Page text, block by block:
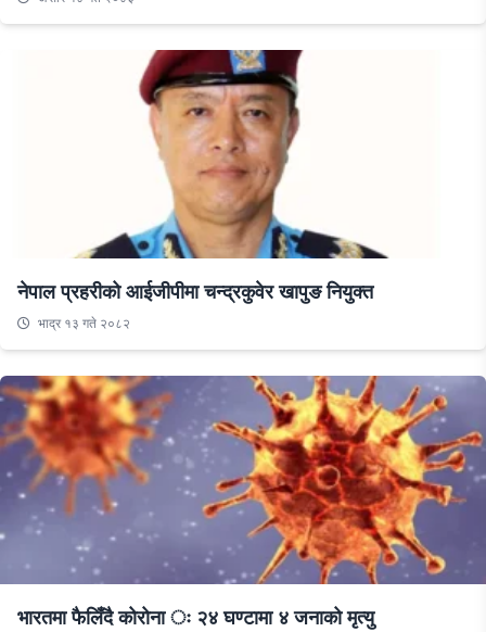
नेपाल प्रहरीको आईजीपीमा चन्द्रकुवेर खापुङ नियुक्त
भाद्र १३ गते २०८२
भारतमा फैलिँदै कोरोना ः २४ घण्टामा ४ जनाको मृत्यु